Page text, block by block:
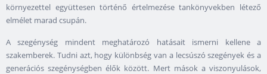
környezettel együttesen történő értelmezése tankönyvekben létező
elmélet marad csupán.
A szegénység mindent meghatározó hatásait ismerni kellene a
szakemberek. Tudni azt, hogy különbség van a lecsúszó szegények és a
generációs szegénységben élők között. Mert mások a viszonyulások,